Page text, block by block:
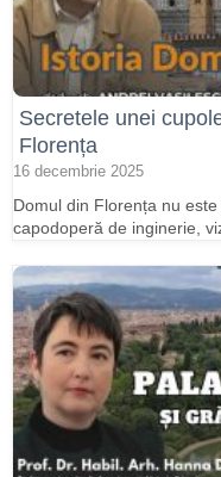
Secretele unei
Florența
16 decembrie 2025
Domul din Florența nu
capodoperă de inginerie,